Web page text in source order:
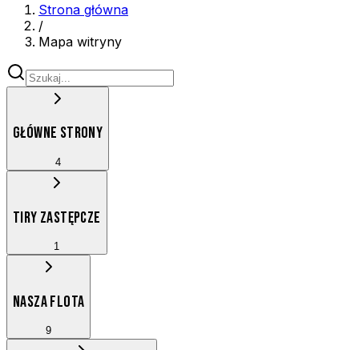
Strona główna
/
Mapa witryny
GŁÓWNE STRONY
4
TIRY ZASTĘPCZE
1
NASZA FLOTA
9